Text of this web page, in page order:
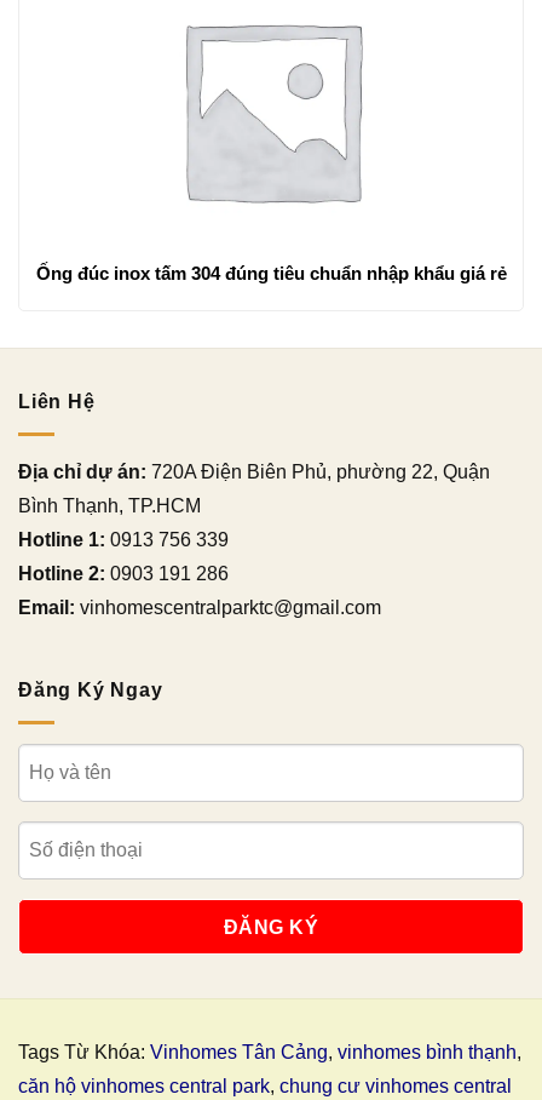
Ống đúc inox tấm 304 đúng tiêu chuẩn nhập khẩu giá rẻ
Liên Hệ
Địa chỉ dự án: 720A Điện Biên Phủ, phường 22, Quận
Bình Thạnh, TP.HCM
Hotline 1: 0913 756 339
Hotline 2: 0903 191 286
Email: vinhomescentralparktc@gmail.com
Đăng Ký Ngay
Tags Từ Khóa: Vinhomes Tân Cảng, vinhomes bình thạnh,
căn hộ vinhomes central park, chung cư vinhomes central